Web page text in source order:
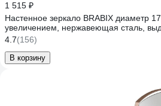
1 515 ₽
Настенное зеркало BRABIX диаметр
увеличением, нержавеющая сталь,
4.7(156)
В корзину